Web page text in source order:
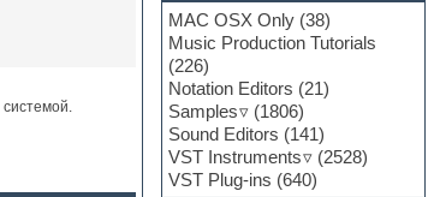
MAC OSX Only (38)
Music Production Tutorials
(226)
Notation Editors (21)
Samples
(1806)
Sound Editors (141)
VST Instruments
(2528)
VST Plug-ins (640)